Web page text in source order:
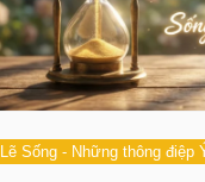
Lẽ Sống - Những thông điệp